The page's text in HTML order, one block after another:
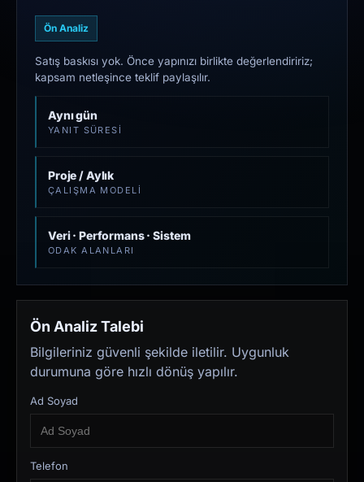
Ön Analiz
Satış baskısı yok. Önce yapınızı birlikte değerlendiririz;
kapsam netleşince teklif paylaşılır.
Aynı gün
YANIT SÜRESI
Proje / Aylık
ÇALIŞMA MODELI
Veri · Performans · Sistem
ODAK ALANLARI
Ön Analiz Talebi
Bilgileriniz güvenli şekilde iletilir. Uygunluk
durumuna göre hızlı dönüş yapılır.
Ad Soyad
Telefon